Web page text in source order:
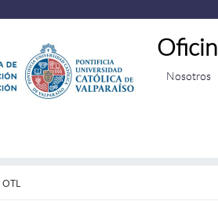
Nosotros
OTL